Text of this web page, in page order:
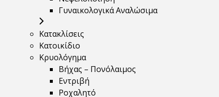
Γυναικολογικά Αναλώσιμα
Κατακλίσεις
Κατοικίδιο
Κρυολόγημα
Βήχας – Πονόλαιμος
Εντριβή
Ροχαλητό